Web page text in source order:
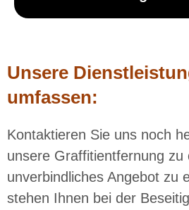
Unsere
umfassen:
Kontaktieren Sie uns noch
unsere Graffitientfernung zu
unverbindliches Angebot zu
stehen Ihnen bei der